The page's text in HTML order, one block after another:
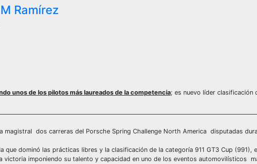
Ramírez
unos de los pilotos más laureados de la competencia; es nuevo líder clasificación
magistral dos carreras del Porsche Spring Challenge North America disputadas
que dominó las prácticas libres y la clasificación de la categoría 911 GT3 Cup (991),
victoria imponiendo su talento y capacidad en uno de los eventos automovilísticos